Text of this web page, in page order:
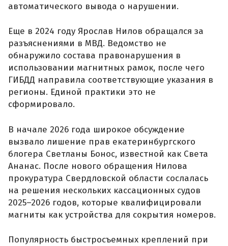
автоматического вывода о нарушении.
Еще в 2024 году Ярослав Нилов обращался за
разъяснениями в МВД. Ведомство не
обнаружило состава правонарушения в
использовании магнитных рамок, после чего
ГИБДД направила соответствующие указания в
регионы. Единой практики это не
сформировало.
В начале 2026 года широкое обсуждение
вызвало лишение прав екатеринбургского
блогера Светланы Бонос, известной как Света
Ананас. После нового обращения Нилова
прокуратура Свердловской области сослалась
на решения нескольких кассационных судов
2025–2026 годов, которые квалифицировали
магниты как устройства для сокрытия номеров.
Популярность быстросъемных креплений при